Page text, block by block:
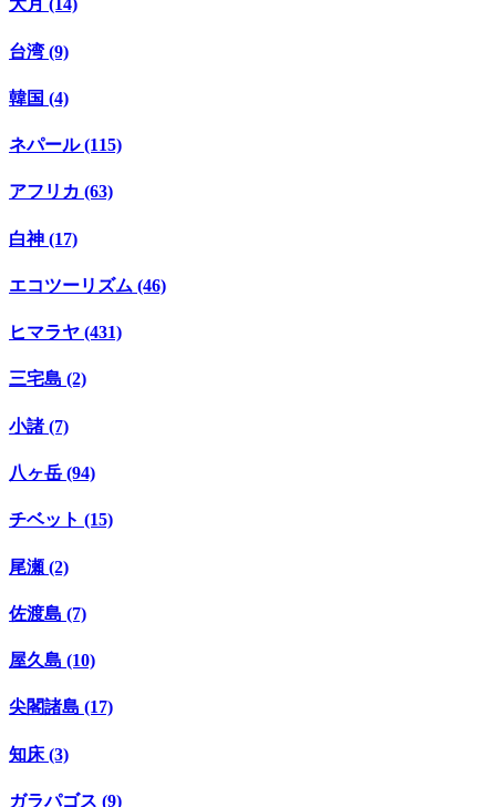
大月 (14)
台湾 (9)
韓国 (4)
ネパール (115)
アフリカ (63)
白神 (17)
エコツーリズム (46)
ヒマラヤ (431)
三宅島 (2)
小諸 (7)
八ヶ岳 (94)
チベット (15)
尾瀬 (2)
佐渡島 (7)
屋久島 (10)
尖閣諸島 (17)
知床 (3)
ガラパゴス (9)